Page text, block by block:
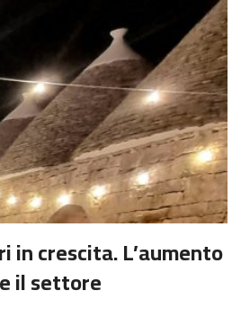
in crescita. L’aumento
il settore